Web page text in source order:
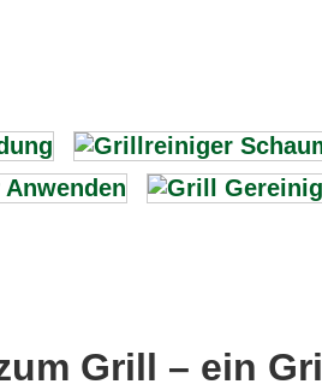
Grill – ein